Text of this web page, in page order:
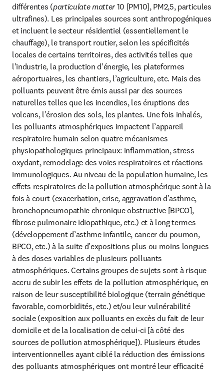
différentes (particulate matter 10 [PM10], PM2,5, particules
ultrafines). Les principales sources sont anthropogéniques
et incluent le secteur résidentiel (essentiellement le
chauffage), le transport routier, selon les spécificités
locales de certains territoires, des activités telles que
l’industrie, la production d’énergie, les plateformes
aéroportuaires, les chantiers, l’agriculture, etc. Mais des
polluants peuvent être émis aussi par des sources
naturelles telles que les incendies, les éruptions des
volcans, l’érosion des sols, les plantes. Une fois inhalés,
les polluants atmosphériques impactent l’appareil
respiratoire humain selon quatre mécanismes
physiopathologiques principaux: inflammation, stress
oxydant, remodelage des voies respiratoires et réactions
immunologiques. Au niveau de la population humaine, les
effets respiratoires de la pollution atmosphérique sont à la
fois à court (exacerbation, crise, aggravation d’asthme,
bronchopneumopathie chronique obstructive [BPCO],
fibrose pulmonaire idiopathique, etc.) et à long termes
(développement d’asthme infantile, cancer du poumon,
BPCO, etc.) à la suite d’expositions plus ou moins longues
à des doses variables de plusieurs polluants
atmosphériques. Certains groupes de sujets sont à risque
accru de subir les effets de la pollution atmosphérique, en
raison de leur susceptibilité biologique (terrain génétique
favorable, comorbidités, etc.) et/ou leur vulnérabilité
sociale (exposition aux polluants en excès du fait de leur
domicile et de la localisation de celui-ci [à côté des
sources de pollution atmosphérique]). Plusieurs études
interventionnelles ayant ciblé la réduction des émissions
des polluants atmosphériques ont montré leur efficacité